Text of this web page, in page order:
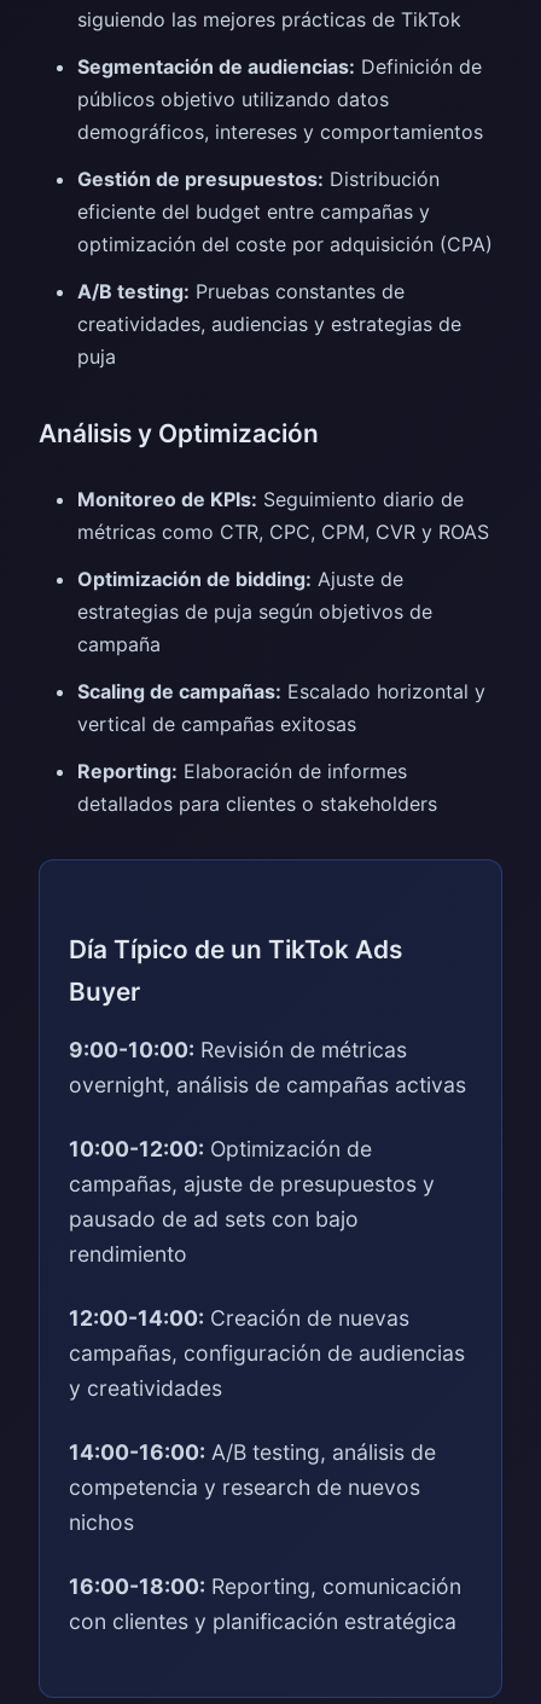
siguiendo las mejores prácticas de TikTok
Segmentación de audiencias: Definición de
públicos objetivo utilizando datos
demográficos, intereses y comportamientos
Gestión de presupuestos: Distribución
eficiente del budget entre campañas y
optimización del coste por adquisición (CPA)
A/B testing: Pruebas constantes de
creatividades, audiencias y estrategias de
puja
Análisis y Optimización
Monitoreo de KPIs: Seguimiento diario de
métricas como CTR, CPC, CPM, CVR y ROAS
Optimización de bidding: Ajuste de
estrategias de puja según objetivos de
campaña
Scaling de campañas: Escalado horizontal y
vertical de campañas exitosas
Reporting: Elaboración de informes
detallados para clientes o stakeholders
Día Típico de un TikTok Ads
Buyer
9:00-10:00: Revisión de métricas
overnight, análisis de campañas activas
10:00-12:00: Optimización de
campañas, ajuste de presupuestos y
pausado de ad sets con bajo
rendimiento
12:00-14:00: Creación de nuevas
campañas, configuración de audiencias
y creatividades
14:00-16:00: A/B testing, análisis de
competencia y research de nuevos
nichos
16:00-18:00: Reporting, comunicación
con clientes y planificación estratégica